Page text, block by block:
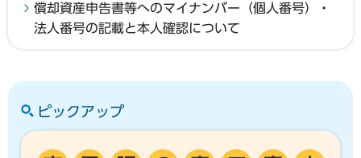
償却資産申告書等へのマイナンバー（個人番号）・
法人番号の記載と本人確認について
ピックアップ